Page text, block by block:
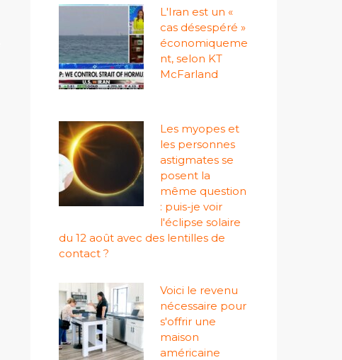
L'Iran est un «
cas désespéré »
économiqueme
nt, selon KT
McFarland
Les myopes et
les personnes
astigmates se
posent la
même question
: puis-je voir
l'éclipse solaire
du 12 août avec des lentilles de
contact ?
Voici le revenu
nécessaire pour
s'offrir une
maison
américaine